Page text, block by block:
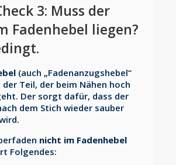
3: Muss der
Fadenhebel liegen?
(auch „Fadenanzugshebel“
Teil, der beim Nähen hoch
Der sorgt dafür, dass der
dem Stich wieder sauber
nicht im Fadenhebel
Folgendes: